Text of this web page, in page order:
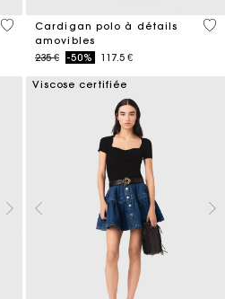
4,1 out of 5 Customer Rating
Cardigan polo à détails
amovibles
Price reduced from
235 €to-50% 117.5 €
4,4
Viscose certifiée